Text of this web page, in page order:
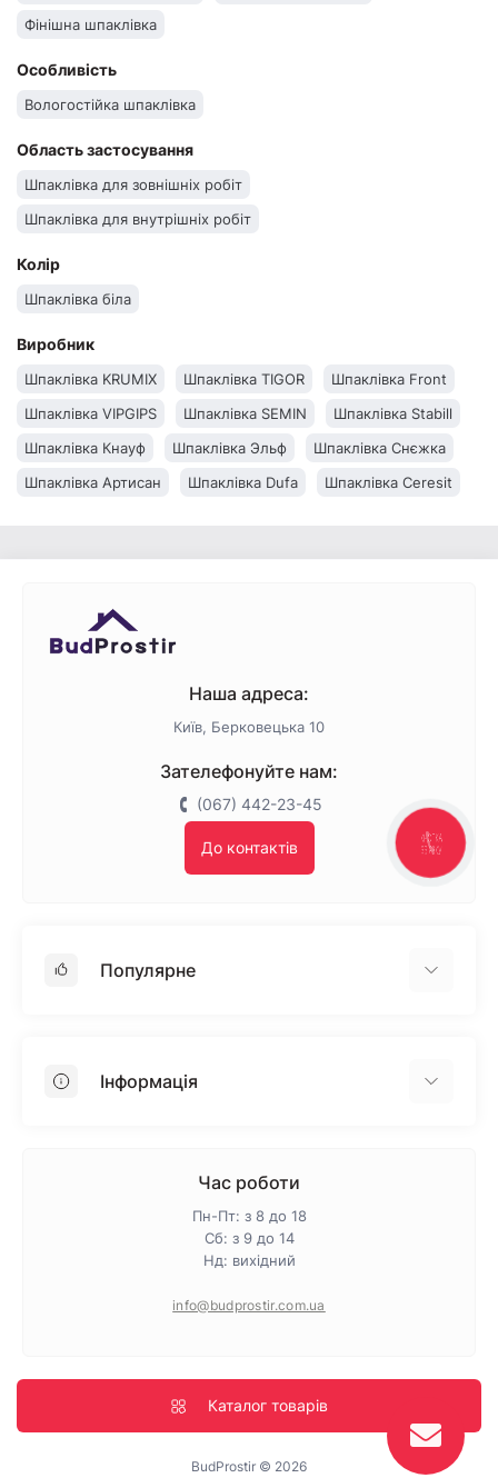
Фінішна шпаклівка
Особливість
Вологостійка шпаклівка
Область застосування
Шпаклівка для зовнішніх робіт
Шпаклівка для внутрішніх робіт
Колір
Шпаклівка біла
Виробник
Шпаклівка KRUMIX Шпаклівка TIGOR
Шпаклівка Front
Шпаклівка VIPGIPS
Шпаклівка SEMIN
Шпаклівка Stabill
Шпаклівка Кнауф
Шпаклівка Эльф
Шпаклівка Снєжка
Шпаклівка Артисан
Шпаклівка Dufa
Шпаклівка Ceresit
Наша адреса:
Київ, Берковецька 10
Зателефонуйте нам:
(067) 442-23-45
До контактів
Популярне
ПінопластІнформація
Гарантія та повернення
Політика конфіденційності
Час роботи
Пн-Пт: з 8 до 18
Сб: з 9 до 14
Нд: вихідний
info@budprostir.com.ua
Каталог товарів
BudProstir © 2026
КНОПКА
ЗВ'ЯЗКУ